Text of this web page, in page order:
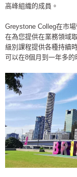
高峰組織的成員。
Greystone Colleg在市
在為您提供在業務領域
級別課程提供各種持續
可以在8個月到一年多